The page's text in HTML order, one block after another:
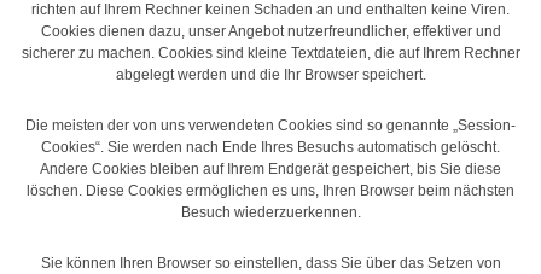
richten auf Ihrem Rechner keinen Schaden an und enthalten keine Viren.
Cookies dienen dazu, unser Angebot nutzerfreundlicher, effektiver und
sicherer zu machen. Cookies sind kleine Textdateien, die auf Ihrem Rechner
abgelegt werden und die Ihr Browser speichert.
Die meisten der von uns verwendeten Cookies sind so genannte „Session-
Cookies“. Sie werden nach Ende Ihres Besuchs automatisch gelöscht.
Andere Cookies bleiben auf Ihrem Endgerät gespeichert, bis Sie diese
löschen. Diese Cookies ermöglichen es uns, Ihren Browser beim nächsten
Besuch wiederzuerkennen.
Sie können Ihren Browser so einstellen, dass Sie über das Setzen von